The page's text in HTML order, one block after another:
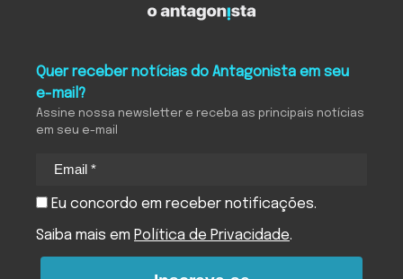
Quer receber notícias do Antagonista em seu
e-mail?
Assine nossa newsletter e receba as principais notícias
em seu e-mail
Eu concordo em receber notificações.
Saiba mais em Política de Privacidade.